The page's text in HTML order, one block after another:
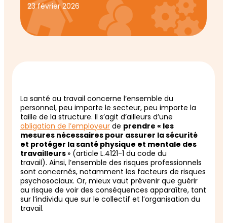
23 février 2026
La santé au travail concerne l’ensemble du
personnel, peu importe le secteur, peu importe la
taille de la structure. Il s’agit d’ailleurs d’une
obligation de l’employeur de prendre « les
mesures nécessaires pour assurer la sécurité
et protéger la santé physique et mentale des
travailleurs » (article L.4121-1 du code du
travail). Ainsi, l’ensemble des risques professionnels
sont concernés, notamment les facteurs de risques
psychosociaux. Or, mieux vaut prévenir que guérir
au risque de voir des conséquences apparaître, tant
sur l’individu que sur le collectif et l’organisation du
travail.